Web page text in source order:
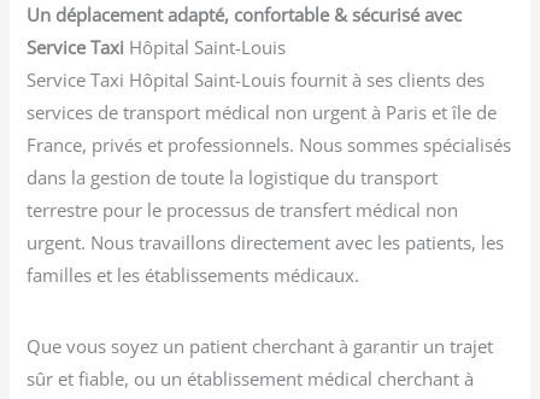
Un déplacement adapté, confortable & sécurisé avec
Service Taxi Hôpital Saint-Louis
Service Taxi Hôpital Saint-Louis fournit à ses clients des
services de transport médical non urgent à Paris et île de
France, privés et professionnels. Nous sommes spécialisés
dans la gestion de toute la logistique du transport
terrestre pour le processus de transfert médical non
urgent. Nous travaillons directement avec les patients, les
familles et les établissements médicaux.
Que vous soyez un patient cherchant à garantir un trajet
sûr et fiable, ou un établissement médical cherchant à